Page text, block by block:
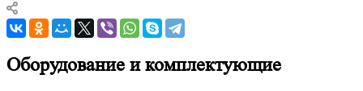
Оборудование и комплектующие